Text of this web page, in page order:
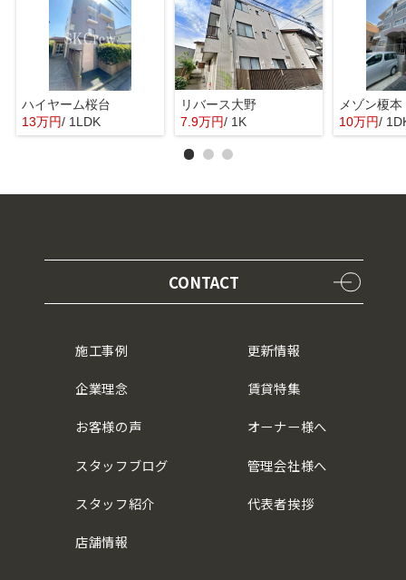
ハイヤーム桜台
13万円/ 1LDK
リバース大野
7.9万円/ 1K
メゾン榎本
10万円/
CONTACT
施工事例
企業理念
お客様の声
スタッフブログ
スタッフ紹介
店舗情報
更新情報
賃貸特集
オーナー様へ
管理会社様へ
代表者挨拶